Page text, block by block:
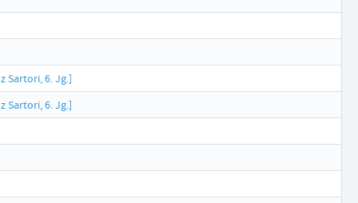
Sartori, 6. Jg.]
Sartori, 6. Jg.]